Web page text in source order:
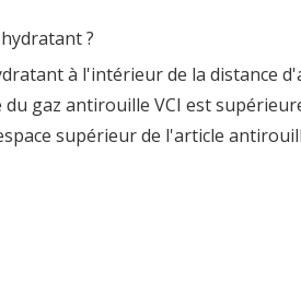
?
à l'intérieur de la distance
gaz antirouille VCI est
supérieur de l'article